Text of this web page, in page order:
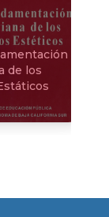
de los